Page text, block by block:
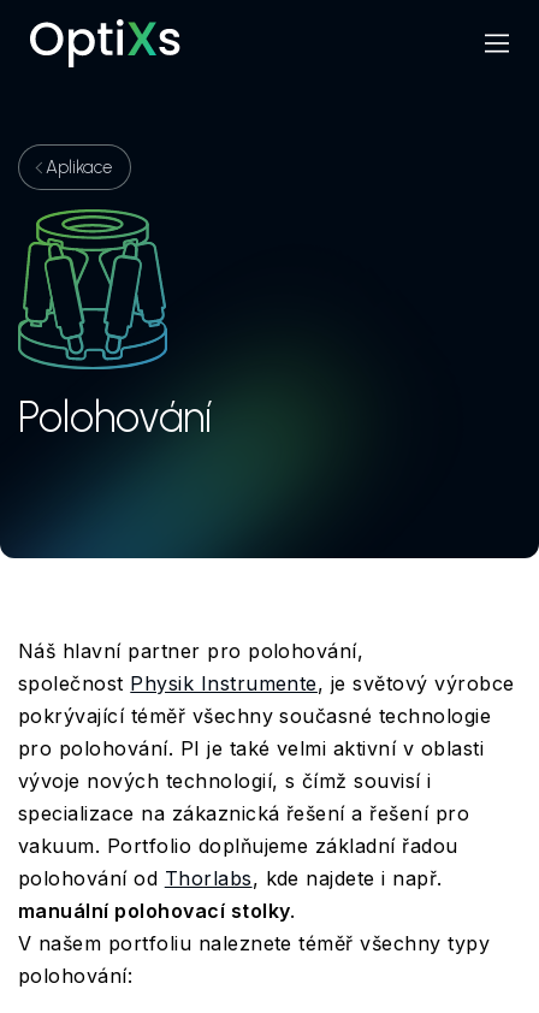
Hledat
Menu
Aplikace
Polohování
Náš hlavní partner pro polohování,
společnost Physik Instrumente, je světový výrobce
pokrývající téměř všechny současné technologie
pro polohování. PI je také velmi aktivní v oblasti
vývoje nových technologií, s čímž souvisí i
specializace na zákaznická řešení a řešení pro
vakuum. Portfolio doplňujeme základní řadou
polohování od Thorlabs, kde najdete i např.
manuální polohovací stolky.
V našem portfoliu naleznete téměř všechny typy
polohování: